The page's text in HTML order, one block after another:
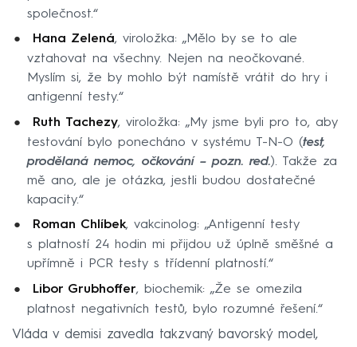
společnost.“
Hana Zelená, viroložka: „Mělo by se to ale
vztahovat na všechny. Nejen na neočkované.
Myslím si, že by mohlo být namístě vrátit do hry i
antigenní testy.“
Ruth Tachezy, viroložka: „My jsme byli pro to, aby
testování bylo ponecháno v systému T-N-O (test,
prodělaná nemoc, očkování – pozn. red.). Takže za
mě ano, ale je otázka, jestli budou dostatečné
kapacity.“
Roman Chlíbek, vakcinolog: „Antigenní testy
s platností 24 hodin mi přijdou už úplně směšné a
upřímně i PCR testy s třídenní platností.“
Libor Grubhoffer, biochemik: „Že se omezila
platnost negativních testů, bylo rozumné řešení.“
Vláda v demisi zavedla takzvaný bavorský model,